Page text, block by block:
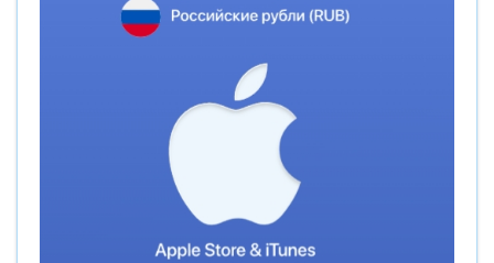
«ВНЕШПРОМБАНК»
«БАНК ГЛОБЭКС»